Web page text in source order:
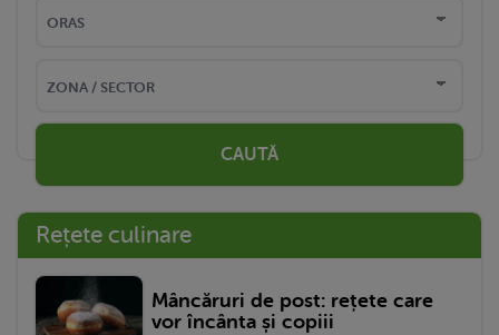
CAUTĂ
Rețete culinare
Mâncăruri de post: rețete care
vor încânta și copiii